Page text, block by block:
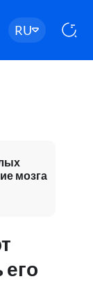
RU
мозга